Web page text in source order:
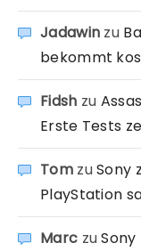
Jadawin zu
bekommt
Fidsh zu
Erste Tests
TomzuSony
PlayStation
Marc zu